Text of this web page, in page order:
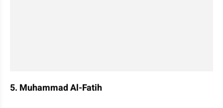
5. Muhammad Al-Fatih